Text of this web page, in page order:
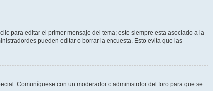
para editar el primer mensaje del tema; este siempre esta asociado a la
pueden editar o borrar la encuesta. Esto evita que las
Comuníquese con un moderador o administrdor del foro para que se